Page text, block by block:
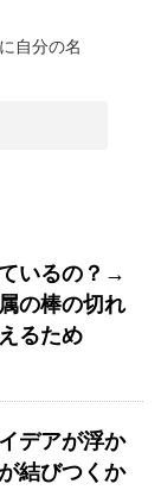
自分の名
いるの？→
の棒の切れ
るため
デアが浮か
結びつくか